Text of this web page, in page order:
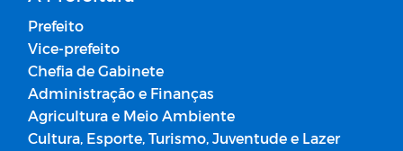
Prefeito
Vice-prefeito
Chefia de Gabinete
Administração e Finanças
Agricultura e Meio Ambiente
Cultura, Esporte, Turismo, Juventude e Lazer